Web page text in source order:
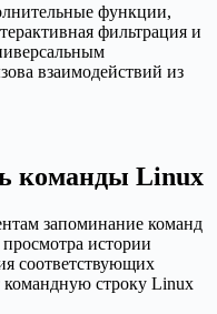
функции,
фильтрация и
взаимодействий из
команды Linux
запоминание команд
истории
соответствующих
строку Linux